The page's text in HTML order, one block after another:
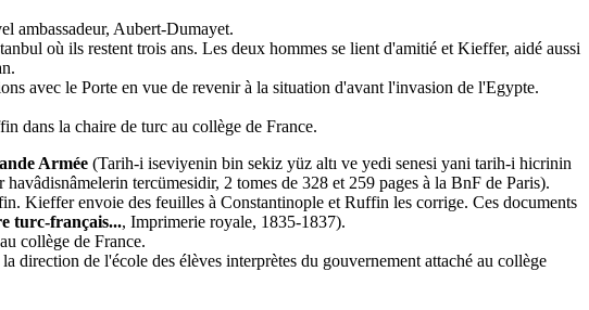
ambassadeur, Aubert-Dumayet.
où ils restent trois ans. Les deux hommes se lient d'amitié et Kieffer, aidé aussi
avec le Porte en vue de revenir à la situation d'avant l'invasion de l'Egypte.
dans la chaire de turc au collège de France.
Armée (Tarih-i iseviyenin bin sekiz yüz altı ve yedi senesi yani tarih-i hicrinin
tercümesidir, 2 tomes de 328 et 259 pages à la BnF de Paris).
Kieffer envoie des feuilles à Constantinople et Ruffin les corrige. Ces documents
turc-français..., Imprimerie royale, 1835-1837).
collège de France.
direction de l'école des élèves interprètes du gouvernement attaché au collège